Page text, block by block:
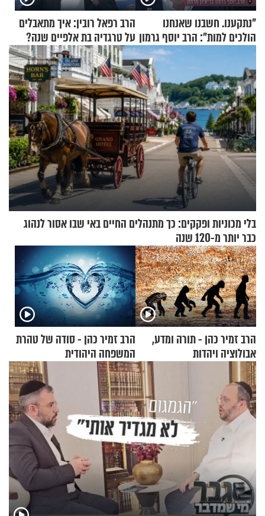
"נתקענו. חשבנו שאנחנו
הולכים למות": הרב יוסף גרמון
בריאיון מרתק
הרב רפאל רובין: איך מתאבלים
על טרגדיה בת אלפיים שנה?
בלי מכוניות ופקקים: כך מתנהלים החיים באי שבו אסור לנהוג
כבר יותר מ-120 שנה
הרב זמיר כהן - תורה ומדע,
אבולוציה ויהדות
הרב זמיר כהן - סודה של טהרת
המשפחה היהודית